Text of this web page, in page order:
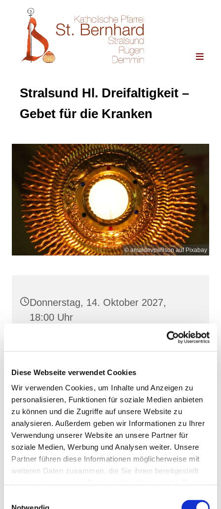
Diese Webseite verwendet Cookies
Wir verwenden Cookies, um Inhalte und Anzeigen zu
personalisieren, Funktionen für soziale Medien anbieten
zu können und die Zugriffe auf unsere Website zu
analysieren. Außerdem geben wir Informationen zu Ihrer
Verwendung unserer Website an unsere Partner für
soziale Medien, Werbung und Analysen weiter. Unsere
Partner führen diese Informationen möglicherweise mit
weiteren Daten zusammen, die Sie ihnen bereitgestellt
Stralsund Hl. Dreifaltigkeit –
Gebet für die Kranken
© amaldevpwilson auf Pixabay
Donnerstag, 14. Oktober 2027,
18:00 Uhr
Frankenstr. 39, 18439 Stralsund